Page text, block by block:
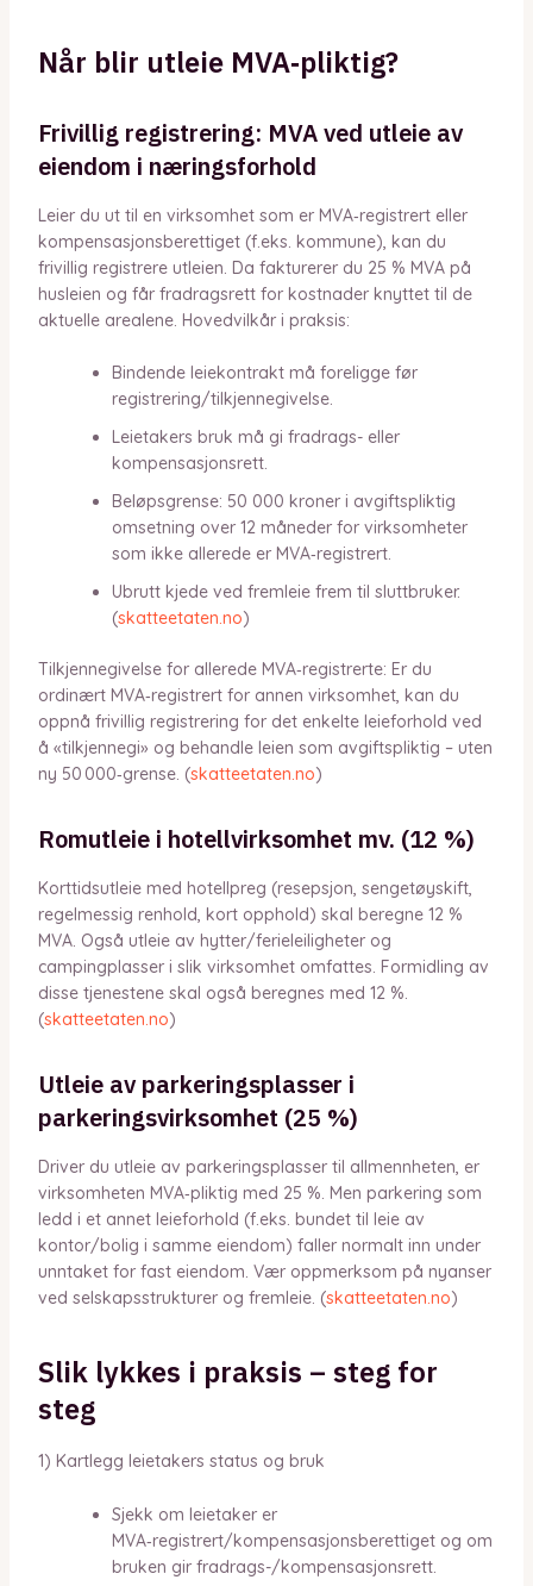
Når blir utleie MVA‑pliktig?
Frivillig registrering: MVA ved utleie av
eiendom i næringsforhold
Leier du ut til en virksomhet som er MVA‑registrert eller
kompensasjonsberettiget (f.eks. kommune), kan du
frivillig registrere utleien. Da fakturerer du 25 % MVA på
husleien og får fradragsrett for kostnader knyttet til de
aktuelle arealene. Hovedvilkår i praksis:
Bindende leiekontrakt må foreligge før
registrering/tilkjennegivelse.
Leietakers bruk må gi fradrags- eller
kompensasjonsrett.
Beløpsgrense: 50 000 kroner i avgiftspliktig
omsetning over 12 måneder for virksomheter
som ikke allerede er MVA‑registrert.
Ubrutt kjede ved fremleie frem til sluttbruker.
(skatteetaten.no)
Tilkjennegivelse for allerede MVA‑registrerte: Er du
ordinært MVA‑registrert for annen virksomhet, kan du
oppnå frivillig registrering for det enkelte leieforhold ved
å «tilkjennegi» og behandle leien som avgiftspliktig – uten
ny 50 000‑grense. (skatteetaten.no)
Romutleie i hotellvirksomhet mv. (12 %)
Korttidsutleie med hotellpreg (resepsjon, sengetøyskift,
regelmessig renhold, kort opphold) skal beregne 12 %
MVA. Også utleie av hytter/ferieleiligheter og
campingplasser i slik virksomhet omfattes. Formidling av
disse tjenestene skal også beregnes med 12 %.
(skatteetaten.no)
Utleie av parkeringsplasser i
parkeringsvirksomhet (25 %)
Driver du utleie av parkeringsplasser til allmennheten, er
virksomheten MVA‑pliktig med 25 %. Men parkering som
ledd i et annet leieforhold (f.eks. bundet til leie av
kontor/bolig i samme eiendom) faller normalt inn under
unntaket for fast eiendom. Vær oppmerksom på nyanser
ved selskapsstrukturer og fremleie. (skatteetaten.no)
Slik lykkes i praksis – steg for
steg
1) Kartlegg leietakers status og bruk
Sjekk om leietaker er
MVA‑registrert/kompensasjonsberettiget og om
bruken gir fradrags-/kompensasjonsrett.